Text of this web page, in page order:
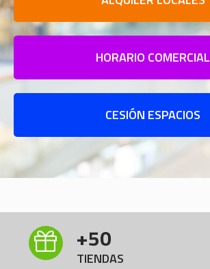
HORARIO COMERCIAL
CESIÓN ESPACIOS
+50
TIENDAS